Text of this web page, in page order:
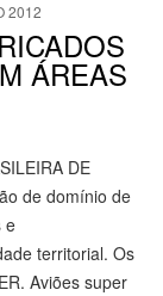
2012
ÁREAS
DE
de domínio de
e
territorial. Os
Aviões super